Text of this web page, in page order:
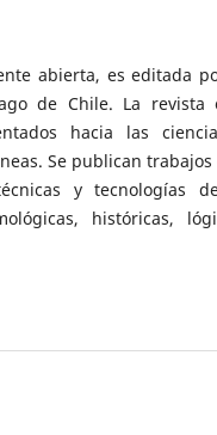
abierta, es editada
de Chile. La revista
hacia las
Se publican
y tecnologías
históricas,